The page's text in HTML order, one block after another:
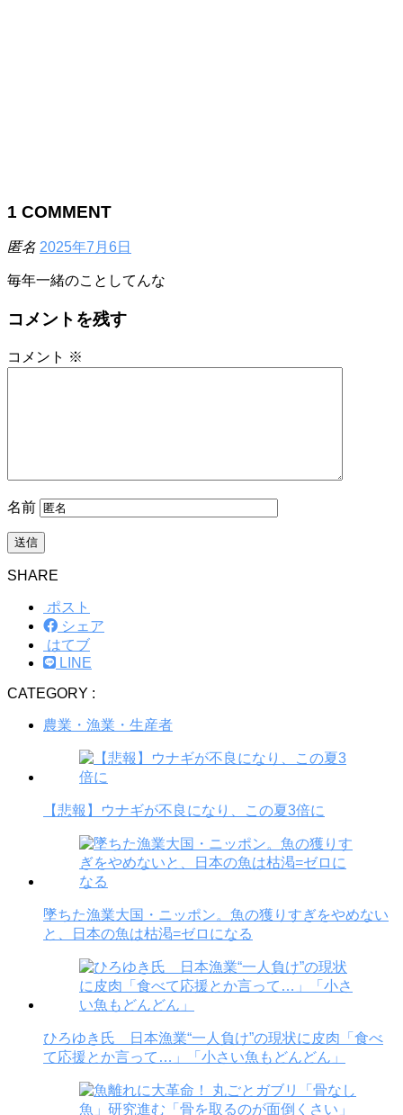
1 COMMENT
匿名 2025年7月6日
毎年一緒のことしてんな
コメントを残す
コメント ※
名前
SHARE
ポスト
シェア
はてブ
LINE
CATEGORY :
農業・漁業・生産者
【悲報】ウナギが不良になり、この夏3倍に
墜ちた漁業大国・ニッポン。魚の獲りすぎをやめない
と、日本の魚は枯渇=ゼロになる
ひろゆき氏 日本漁業“一人負け”の現状に皮肉「食べ
て応援とか言って…」「小さい魚もどんどん」